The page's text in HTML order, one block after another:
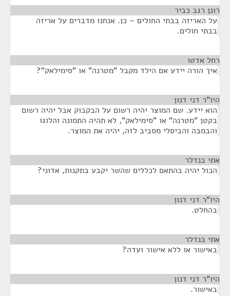
רונן רגב כביר
על האריזה בבתי החולים – כן. אנחנו מדברים על אריזה
בבתי חולים.
רחל אדטו
איך הורה יידע אם הילד מקבל "מטרנה" או "סימילאק"?
היו"ר דני דנון
הוא יידע. שם המוצר יהיה רשום על הבקבוק אבל יהיה רשום
בקטן "מטרנה" או "סימילאק", לא תהיה התמונה והלוגו
והבמבה והביסלי מסביב לזה, יהיה את המוצר.
אתי בנדלר
הכול יהיה בהתאם לכללים שהשר יקבע בתקנות, אדוני?
היו"ר דני דנון
בהחלט.
אתי בנדלר
באישור או ללא אישור ועדה?
היו"ר דני דנון
באישור.